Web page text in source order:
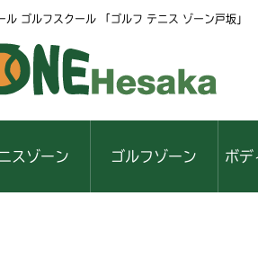
ル ゴルフスクール 「ゴルフ テニス ゾーン戸坂」
スゾーン ゴルフゾーン ボデ